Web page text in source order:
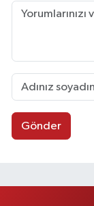
Gönder